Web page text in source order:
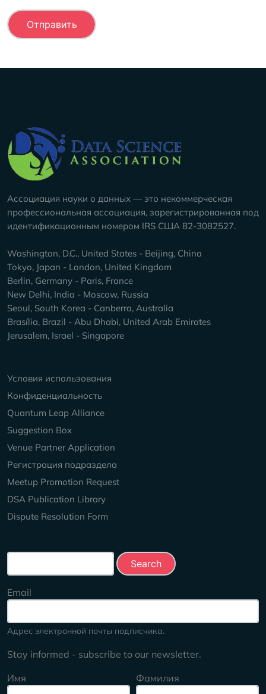
Company Info
Ассоциация науки о данных — это некоммерческая
профессиональная ассоциация, зарегистрированная под
идентификационным номером IRS США 82-3082527.
Washington, D.C., United States - Beijing, China
Tokyo, Japan - London, United Kingdom
Berlin, Germany - Paris, France
New Delhi, India - Moscow, Russia
Seoul, South Korea - Canberra, Australia
Brasília, Brazil - Abu Dhabi, United Arab Emirates
Jerusalem, Israel - Singapore
Keep Exploring
Условия использования
Конфиденциальность
Quantum Leap Alliance
Suggestion Box
Venue Partner Application
Регистрация подраздела
Meetup Promotion Request
DSA Publication Library
Dispute Resolution Form
Email
Адрес электронной почты подписчика.
Stay informed - subscribe to our newsletter.
Имя
Фамилия